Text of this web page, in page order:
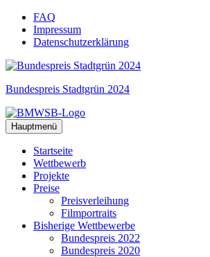
Zum
Inhalt
springen
FAQ
Impressum
Datenschutzerklärung
Bundespreis Stadtgrün 2024
Hauptmenü
Startseite
Wettbewerb
Projekte
Preise
Preisverleihung
Filmportraits
Bisherige Wettbewerbe
Bundespreis 2022
Bundespreis 2020